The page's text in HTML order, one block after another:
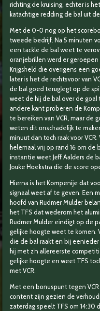
richting de kruising, echter is
katachtige redding de bal uit
Met de 0-0 nog op het
tweede bedrijf. Na 5 minuten
een tackle de bal weet te
oranjebrillen werd er
Krijgsheld die overigens een
later is het de rechtsvoor van
de bal goed teruglegt op de
weet de hij de bal over de
andere kant proberen de
te bereiken van VCR, maar de
weten dit onschadelijk te
minuut dan toch raak voor
helemaal vrij op rand 16 om
instantie weet Jeff Aalders de
Jouke Hoekstra die de score
Hierna is het Kompenije dat
signaal weet af te geven. Een
hoofd van Rudmer Mulder
het TFS dat wederom het
Rudmer Mulder eindigt op de
gelijke hoogte weet te komen.
die de bal raakt en bij
hij met z’n allereerste
gelijke hoogte en weet TFS
met VCR.
Met een bonuspunt tegen
content zijn gezien de
zaterdag speelt TFS om 14:30